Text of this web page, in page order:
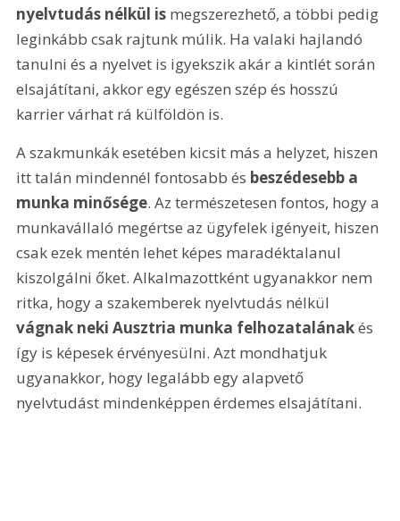
nyelvtudás nélkül is megszerezhető, a többi pedig
leginkább csak rajtunk múlik. Ha valaki hajlandó
tanulni és a nyelvet is igyekszik akár a kintlét során
elsajátítani, akkor egy egészen szép és hosszú
karrier várhat rá külföldön is.
A szakmunkák esetében kicsit más a helyzet, hiszen
itt talán mindennél fontosabb és beszédesebb a
munka minősége. Az természetesen fontos, hogy a
munkavállaló megértse az ügyfelek igényeit, hiszen
csak ezek mentén lehet képes maradéktalanul
kiszolgálni őket. Alkalmazottként ugyanakkor nem
ritka, hogy a szakemberek nyelvtudás nélkül
vágnak neki Ausztria munka felhozatalának és
így is képesek érvényesülni. Azt mondhatjuk
ugyanakkor, hogy legalább egy alapvető
nyelvtudást mindenképpen érdemes elsajátítani.